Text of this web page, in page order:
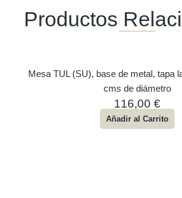
Productos
Mesa TUL (SU), base de metal, tapa
cms de diámetro
116,00 €
Añadir al Carrito